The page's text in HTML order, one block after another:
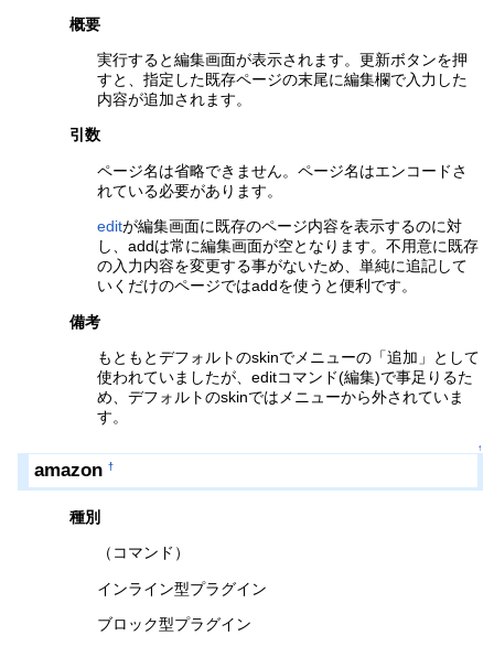
概要
実行すると編集画面が表示されます。更新ボタンを押
すと、指定した既存ページの末尾に編集欄で入力した
内容が追加されます。
引数
ページ名は省略できません。ページ名はエンコードさ
れている必要があります。
editが編集画面に既存のページ内容を表示するのに対
し、addは常に編集画面が空となります。不用意に既存
の入力内容を変更する事がないため、単純に追記して
いくだけのページではaddを使うと便利です。
備考
もともとデフォルトのskinでメニューの「追加」として
使われていましたが、editコマンド(編集)で事足りるた
め、デフォルトのskinではメニューから外されていま
す。
↑
amazon †
種別
（コマンド）
インライン型プラグイン
ブロック型プラグイン